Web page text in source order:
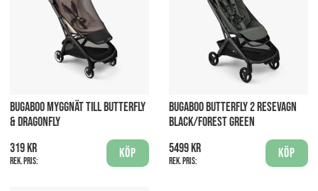
BUGABOO MYGGNÄT TILL BUTTERFLY
& DRAGONFLY
319 kr
Rek. pris:
Köp
BUGABOO BUTTERFLY 2 RESEVAGN
BLACK/FOREST GREEN
5499 kr
Rek. pris:
Köp